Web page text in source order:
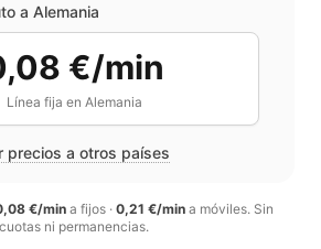
a Alemania
€/min
Línea fija en Alemania
precios a otros países
€/mina fijos · 0,21 €/min a móviles. Sin
cuotas ni permanencias.